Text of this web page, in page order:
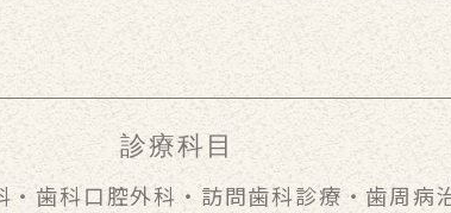
診療科目
・ 歯科口腔外科・ 訪問歯科診療 ・ 歯周病